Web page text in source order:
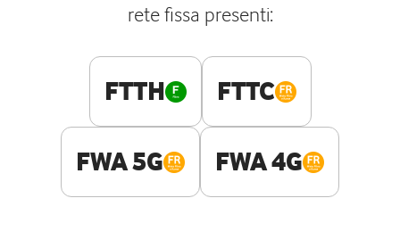
rete fissa presenti:
FTTH FTTC
FWA 5G FWA 4G